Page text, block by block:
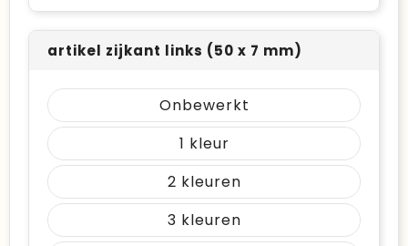
artikel zijkant links (50 x 7 mm)
Onbewerkt
1
2
3